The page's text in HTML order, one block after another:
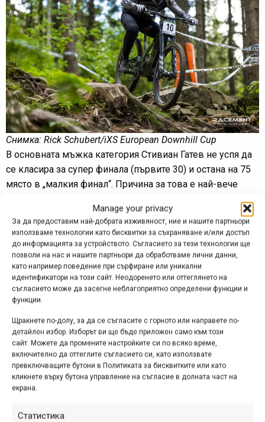
Manage your privacy
За да предоставим най-добрата изживяност, ние и нашите партньори
използваме технологии като бисквитки за съхраняване и/или достъп
до информацията за устройството. Съгласието за тези технологии ще
позволи на нас и нашите партньори да обработваме лични данни,
като например поведение при сърфиране или уникални
идентификатори на този сайт. Неодоренето или оттеглянето на
съгласието може да засегне неблагоприятно определени функции и
функции.
Щракнете по-долу, за да се съгласите с горното или направете по-
детайлен избор. Изборът ви ще бъде приложен само към този
сайт. Можете да промените настройките си по всяко време,
включително да оттеглите съгласието си, като използвате
превключващите бутони в Политиката за бисквитките или като
кликнете върху бутона управление на съгласие в долната част на
екрана.
Статистика
Снимка: Rick Schubert/iXS European Downhill Cup
В основната мъжка категория Стивиан Гатев не успя да
се класира за супер финала (първите 30) и остана на 75
място в „малкия финал“. Причина за това е най-вече
Стиви дори се е чудел дали изобщо да стартира в
неделя, но все пак е преборил болката в крака и е
карал.